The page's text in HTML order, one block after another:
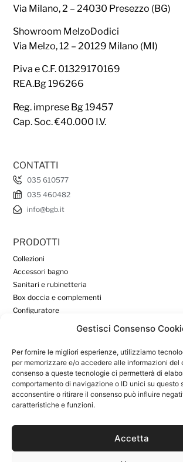
Gestisci Consenso
Per fornire le migliori esperienze, utilizziamo
per memorizzare e/o accedere alle informazioni del
consenso a queste tecnologie ci permetterà di
comportamento di navigazione o ID unici su questo
acconsentire o ritirare il consenso può influire
caratteristiche e funzioni.
Accetta
Via Milano, 2 – 24030 Presezzo (BG)
Showroom MelzoDodici
Via Melzo, 12 – 20129 Milano (MI)
P.iva e C.F. 01329170169
REA.Bg 196266
Reg. imprese Bg 19457
Cap. Soc. €40.000 I.V.
CONTATTI
035 610577
035 460482
info@bgb.it
PRODOTTI
Collezioni
Accessori bagno
Sanitari e rubinetteria
Box doccia e complementi
Configuratore
Download
Area Riservata
INFORMAZIONI UTILI
Azienda
Contatti